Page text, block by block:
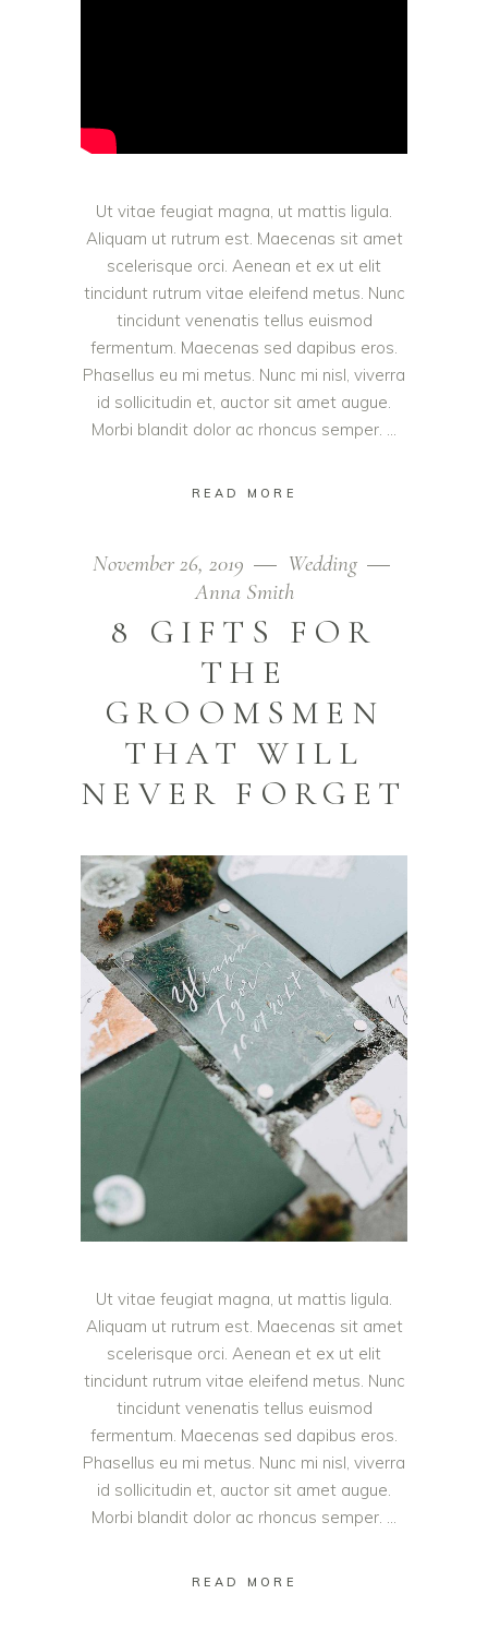
Ut vitae feugiat magna, ut mattis ligula.
Aliquam ut rutrum est. Maecenas sit amet
scelerisque orci. Aenean et ex ut elit
tincidunt rutrum vitae eleifend metus. Nunc
tincidunt venenatis tellus euismod
fermentum. Maecenas sed dapibus eros.
Phasellus eu mi metus. Nunc mi nisl, viverra
id sollicitudin et, auctor sit amet augue.
Morbi blandit dolor ac rhoncus semper.
READ MORE
November 26, 2019
Wedding
Anna Smith
8 GIFTS FOR
THE
GROOMSMEN
THAT WILL
NEVER FORGET
Ut vitae feugiat magna, ut mattis ligula.
Aliquam ut rutrum est. Maecenas sit amet
scelerisque orci. Aenean et ex ut elit
tincidunt rutrum vitae eleifend metus. Nunc
tincidunt venenatis tellus euismod
fermentum. Maecenas sed dapibus eros.
Phasellus eu mi metus. Nunc mi nisl, viverra
id sollicitudin et, auctor sit amet augue.
Morbi blandit dolor ac rhoncus semper.
READ MORE